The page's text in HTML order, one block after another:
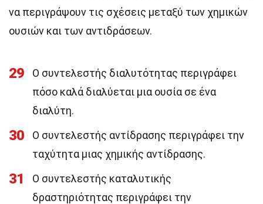
να περιγράψουν τις σχέσεις μεταξύ των χημικών
ουσιών και των αντιδράσεων.
29
Ο συντελεστής διαλυτότητας περιγράφει
πόσο καλά διαλύεται μια ουσία σε ένα
διαλύτη.
30
Ο συντελεστής αντίδρασης περιγράφει την
ταχύτητα μιας χημικής αντίδρασης.
31
Ο συντελεστής καταλυτικής
δραστηριότητας περιγράφει την